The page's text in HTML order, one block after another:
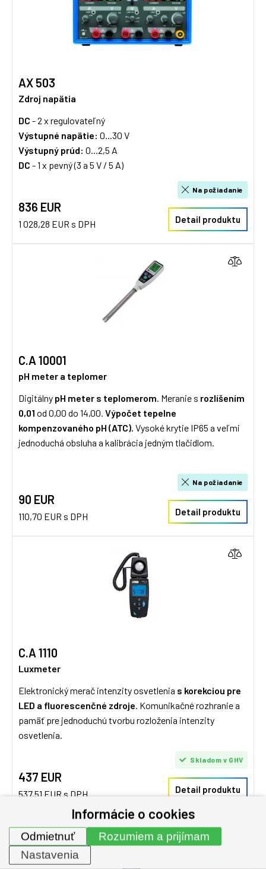
AX 503
Zdroj napätia
DC - 2 x regulovateľný
Výstupné napätie: 0...30 V
Výstupný prúd: 0...2,5 A
DC - 1 x pevný (3 a 5 V / 5 A)
836 EUR
1 028,28 EUR s DPH
Na požiadanie
Detail produktu
C.A 10001
pH meter a teplomer
Digitálny pH meter s teplomerom . Meranie s rozlíšením
0,01 od 0,00 do 14,00. Výpočet tepelne
kompenzovaného pH (ATC). Vysoké krytie IP65 a veľmi
jednoduchá obsluha a kalibrácia jedným tlačidlom.
90 EUR
110,70 EUR s DPH
Na požiadanie
Detail produktu
C.A 1110
Luxmeter
Elektronický merač intenzity osvetlenia s korekciou pre
LED a fluorescenčné zdroje . Komunikačné rozhranie a
pamäť pre jednoduchú tvorbu rozloženia intenzity
osvetlenia.
437 EUR
537,51 EUR s DPH
Skladom v GHV
Detail produktu
Informácie o cookies
Rozumiem a prijímam
Odmietnuť
Nastavenia